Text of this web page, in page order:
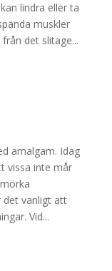
lindra eller ta
muskler
det slitage...
amalgam. Idag
vissa inte mår
det vanligt att
Vid...